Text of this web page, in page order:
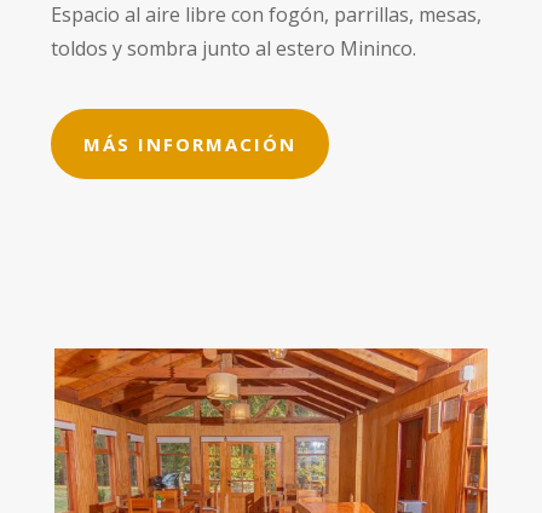
Espacio al aire libre con fogón, parrillas, mesas,
toldos y sombra junto al estero Mininco.
MÁS INFORMACIÓN